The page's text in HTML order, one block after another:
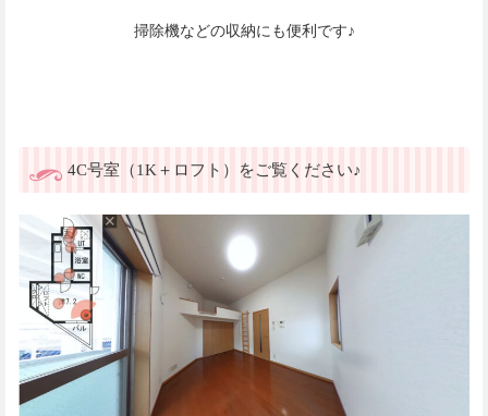
掃除機などの収納にも便利です♪
4C号室（1K＋ロフト）をご覧ください♪